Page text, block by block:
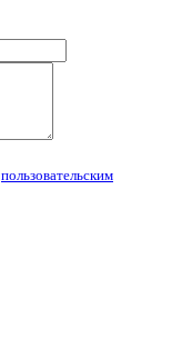
пользовательским